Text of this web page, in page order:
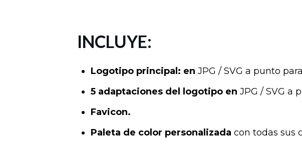
INCLUYE:
Logotipo principal: en JPG / SVG a punto
5 adaptaciones del logotipo en JPG / SVG a
Favicon.
Paleta de color personalizada con todas sus